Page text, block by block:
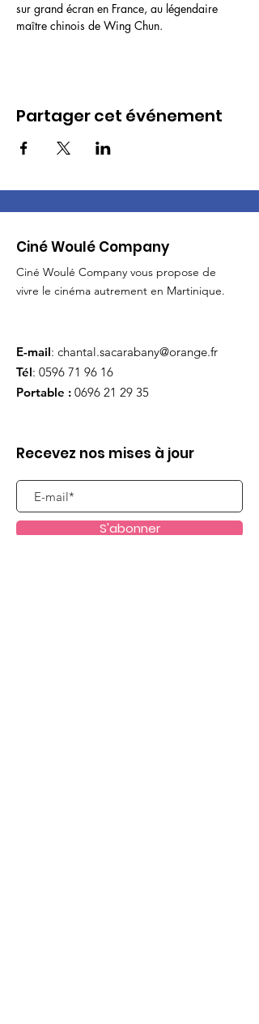
sur grand écran en France, au légendaire
maître chinois de Wing Chun.
Partager cet événement
Ciné Woulé Company
Ciné Woulé Company vous propose de
vivre le cinéma autrement en Martinique.
E-mail: chantal.sacarabany@orange.fr
Tél: 0596 71 96 16
Portable : 0696 21 29 35
Recevez nos mises à jour
S'abonner